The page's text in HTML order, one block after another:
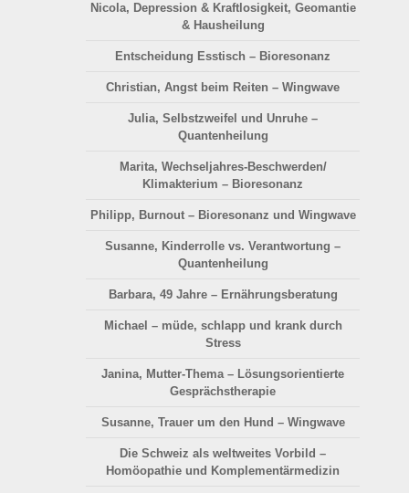
Nicola, Depression & Kraftlosigkeit, Geomantie
& Hausheilung
Entscheidung Esstisch – Bioresonanz
Christian, Angst beim Reiten – Wingwave
Julia, Selbstzweifel und Unruhe –
Quantenheilung
Marita, Wechseljahres-Beschwerden/
Klimakterium – Bioresonanz
Philipp, Burnout – Bioresonanz und Wingwave
Susanne, Kinderrolle vs. Verantwortung –
Quantenheilung
Barbara, 49 Jahre – Ernährungsberatung
Michael – müde, schlapp und krank durch
Stress
Janina, Mutter-Thema – Lösungsorientierte
Gesprächstherapie
Susanne, Trauer um den Hund – Wingwave
Die Schweiz als weltweites Vorbild –
Homöopathie und Komplementärmedizin